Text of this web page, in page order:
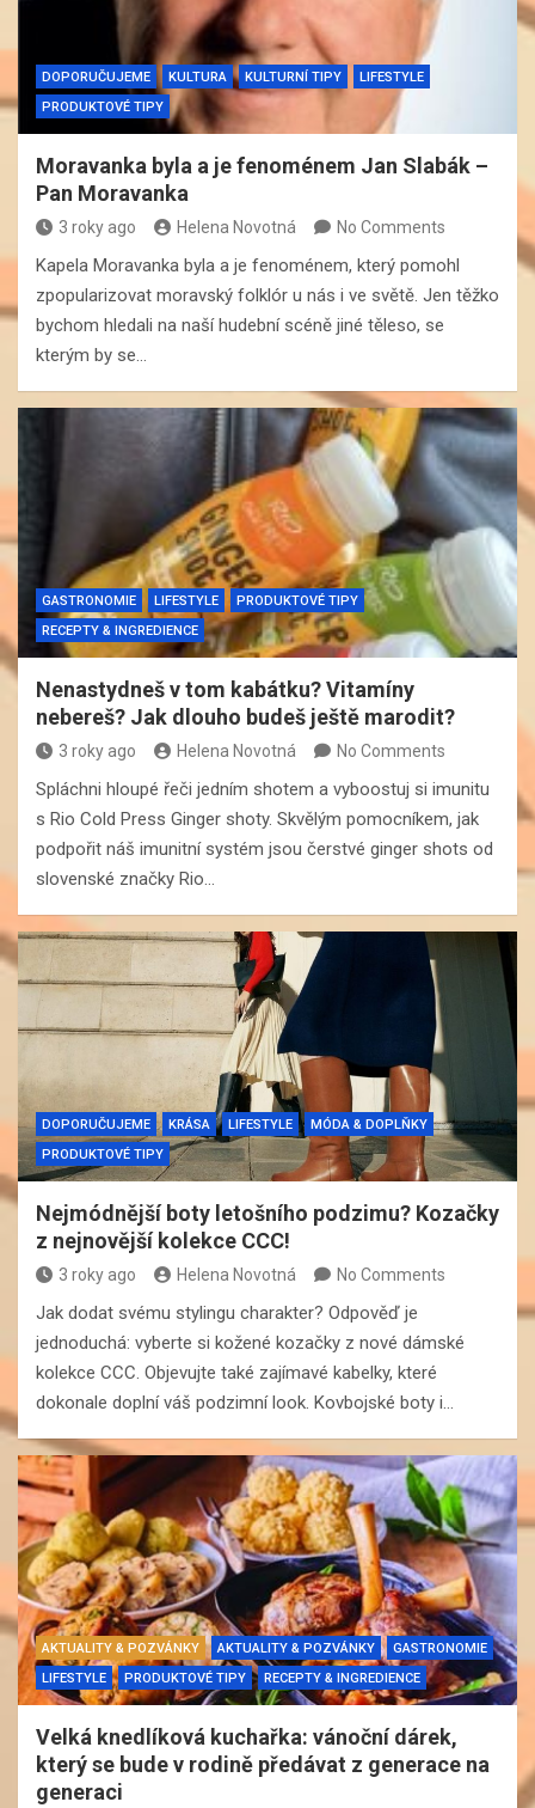
DOPORUČUJEME KULTURA KULTURNÍ TIPY
LIFESTYLE
PRODUKTOVÉ TIPY
Moravanka byla a je fenoménem Jan Slabák –
Pan Moravanka
3 roky ago Helena Novotná No Comments
Kapela Moravanka byla a je fenoménem, který pomohl
zpopularizovat moravský folklór u nás i ve světě. Jen těžko
bychom hledali na naší hudební scéně jiné těleso, se
kterým by se…
GASTRONOMIE LIFESTYLE
PRODUKTOVÉ TIPY
RECEPTY & INGREDIENCE
Nenastydneš v tom kabátku? Vitamíny
nebereš? Jak dlouho budeš ještě marodit?
3 roky ago Helena Novotná No Comments
Spláchni hloupé řeči jedním shotem a vyboostuj si imunitu
s Rio Cold Press Ginger shoty. Skvělým pomocníkem, jak
podpořit náš imunitní systém jsou čerstvé ginger shots od
slovenské značky Rio…
DOPORUČUJEME KRÁSA LIFESTYLE
MÓDA & DOPLŇKY
PRODUKTOVÉ TIPY
Nejmódnější boty letošního podzimu? Kozačky
z nejnovější kolekce CCC!
3 roky ago Helena Novotná No Comments
Jak dodat svému stylingu charakter? Odpověď je
jednoduchá: vyberte si kožené kozačky z nové dámské
kolekce CCC. Objevujte také zajímavé kabelky, které
dokonale doplní váš podzimní look. Kovbojské boty i…
AKTUALITY & POZVÁNKY AKTUALITY & POZVÁNKY
GASTRONOMIE
LIFESTYLE
PRODUKTOVÉ TIPY RECEPTY & INGREDIENCE
Velká knedlíková kuchařka: vánoční dárek,
který se bude v rodině předávat z generace na
generaci